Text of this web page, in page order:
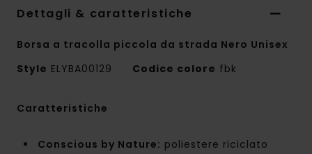
Dettagli & caratteristiche
Borsa a tracolla piccola da strada Nero Unisex
Style ELYBA00129 Codice colore fbk
Caratteristiche
Conscious by Nature: poliestere riciclato